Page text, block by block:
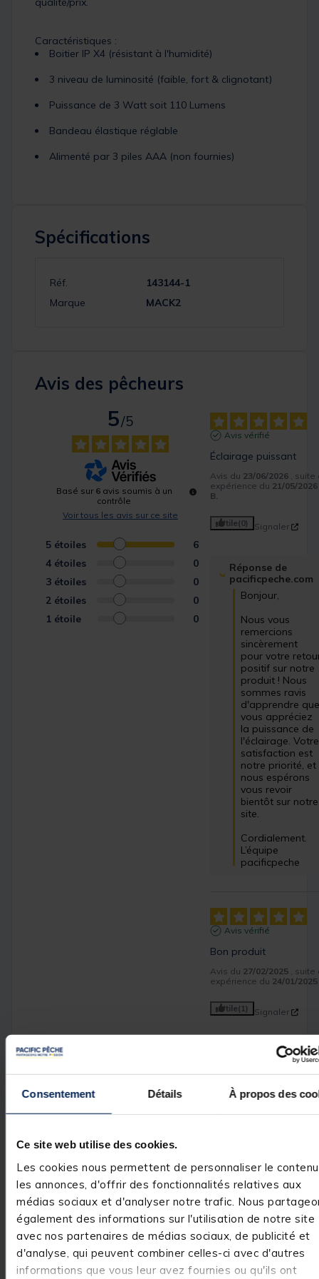
Consentement Détails À propos des
Ce site web utilise des cookies.
Les cookies nous permettent de personnaliser le
les annonces, d'offrir des fonctionnalités relatives aux
médias sociaux et d'analyser notre trafic. Nous
également des informations sur l'utilisation de notre site
avec nos partenaires de médias sociaux, de publicité et
d'analyse, qui peuvent combiner celles-ci avec d'autres
informations que vous leur avez fournies ou qu'ils ont
Caractéristiques :
Boitier IP X4 (résistant à l'humidité)
3 niveau de luminosité (faible, fort & clignotant)
Puissance de 3 Watt soit 110 Lumens
Bandeau élastique réglable
Alimenté par 3 piles AAA (non fournies)
Spécifications
Réf.
143144-1
Marque
MACK2
Avis des pêcheurs
5
/5
Basé sur 6 avis soumis à un
contrôle
Voir tous les avis sur ce site
5 étoiles
6
4 étoiles
0
3 étoiles
0
2 étoiles
0
1 étoile 0
Avis vérifié
Éclairage puissant
Avis du 23/06/2026 , suite
expérience du 21/05/2026
B.
Utile(0) Signaler
Réponse de
pacificpeche.com
Bonjour,
Nous vous
remercions
sincèrement
pour votre
positif sur notre
produit ! Nous
sommes ravis
d'apprendre
vous appréciez
la puissance de
l'éclairage. Votre
satisfaction est
notre priorité, et
nous espérons
vous revoir
bientôt sur notre
site.
Cordialement.
L’équipe
pacificpeche
Avis vérifié
Bon produit
Avis du 27/02/2025 , suite
expérience du 24/01/2025
Utile(1) Signaler
Réponse de
pacificpeche.com
Nous vous
votre
d'avoir répondu
à vos attentes
de vous
parmi nos
clients. C'est un
réel plaisir.
L’équipe Pacific
Pêche